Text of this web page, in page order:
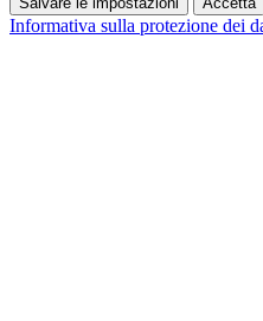
Informativa sulla protezione dei